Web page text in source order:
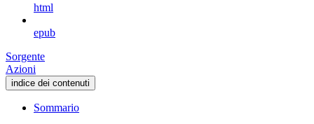
html
epub
Sorgente
Azioni
indice dei contenuti
Sommario